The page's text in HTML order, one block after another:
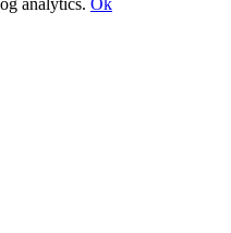
og analytics. Ok